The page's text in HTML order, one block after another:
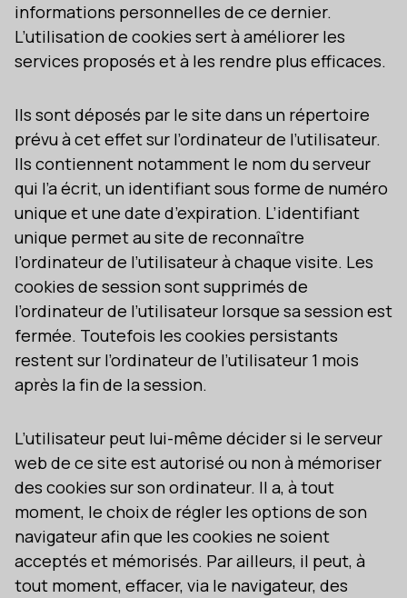
informations personnelles de ce dernier.
L’utilisation de cookies sert à améliorer les
services proposés et à les rendre plus efficaces.
Ils sont déposés par le site dans un répertoire
prévu à cet effet sur l’ordinateur de l’utilisateur.
Ils contiennent notamment le nom du serveur
qui l’a écrit, un identifiant sous forme de numéro
unique et une date d’expiration. L’identifiant
unique permet au site de reconnaître
l’ordinateur de l’utilisateur à chaque visite. Les
cookies de session sont supprimés de
l’ordinateur de l’utilisateur lorsque sa session est
fermée. Toutefois les cookies persistants
restent sur l’ordinateur de l’utilisateur 1 mois
après la fin de la session.
L’utilisateur peut lui-même décider si le serveur
web de ce site est autorisé ou non à mémoriser
des cookies sur son ordinateur. Il a, à tout
moment, le choix de régler les options de son
navigateur afin que les cookies ne soient
acceptés et mémorisés. Par ailleurs, il peut, à
tout moment, effacer, via le navigateur, des